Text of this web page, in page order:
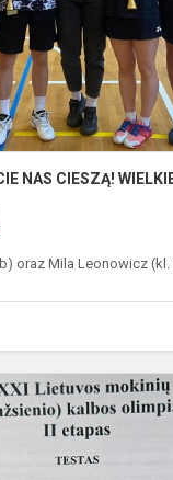
NAS CIESZĄ!
oraz Mila Leonowicz (kl.